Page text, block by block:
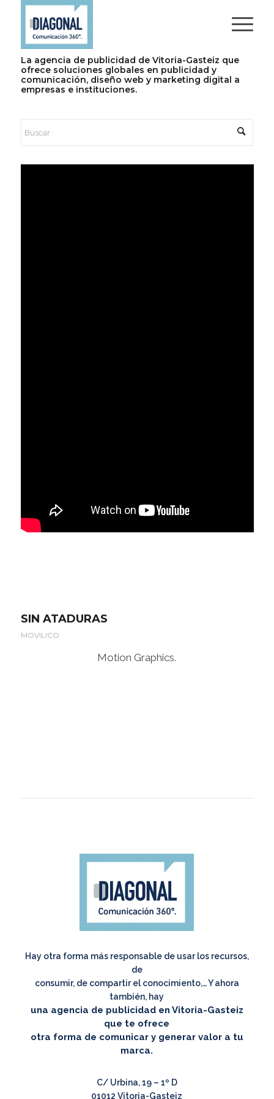
La agencia de publicidad de Vitoria-Gasteiz que
ofrece soluciones globales en publicidad y
comunicación, diseño web y marketing digital a
empresas e instituciones.
SIN ATADURAS
MOVILICO
Motion Graphics.
Hay otra forma más responsable de usar los recursos,
de
consumir, de compartir el conocimiento,… Y ahora
también, hay
una agencia de publicidad en Vitoria-Gasteiz
que te ofrece
otra forma de comunicar y generar valor a tu
marca.
C/ Urbina, 19 – 1º D
01012 Vitoria-Gasteiz